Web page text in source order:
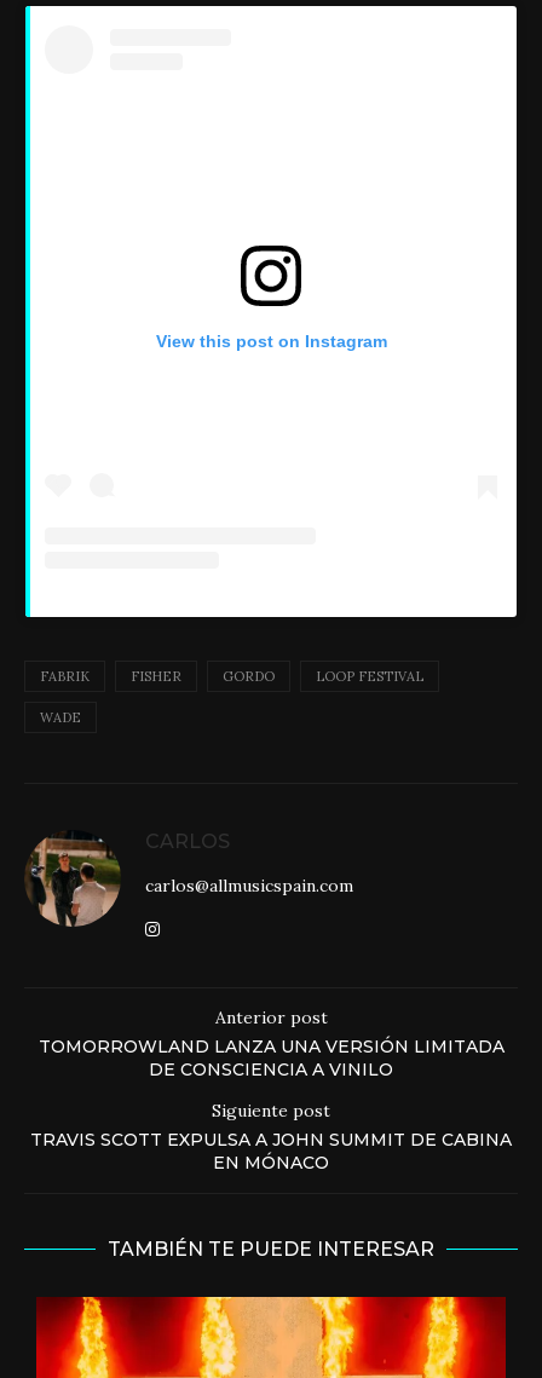
View this post on Instagram
FABRIK FISHER GORDO LOOP FESTIVAL
WADE
CARLOS
carlos@allmusicspain.com
Anterior post
TOMORROWLAND LANZA UNA VERSIÓN LIMITADA
DE CONSCIENCIA A VINILO
Siguiente post
TRAVIS SCOTT EXPULSA A JOHN SUMMIT DE CABINA
EN MÓNACO
TAMBIÉN TE PUEDE INTERESAR